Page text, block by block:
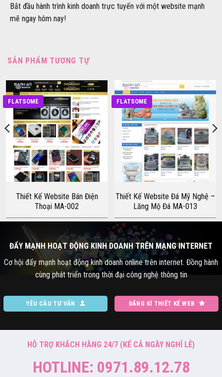
Bắt đầu hành trình kinh doanh trực tuyến với một website mạnh
mẽ ngay hôm nay!
SẢN PHẨM TƯƠNG TỰ
FLATSOME
Thiết Kế Website Bán Điện
Thoại MA-002
FLATSOME
Thiết Kế Website Đá Mỹ Nghệ –
Lăng Mộ Đá MA-013
ĐẨY MẠNH HOẠT ĐỘNG KINH DOANH TRÊN MẠNG INTERNET
Cơ hội đẩy mạnh hoạt động kinh doanh online trên internet. Đồng hành
cùng phát triển trong thời đại công nghệ thông tin
YÊU CẦU TƯ VẤN ĐĂNG KÍ THIẾT KẾ WEB
HỖ TRỢ KHÁCH HÀNG 24/7 (KỂ CẢ NGÀY NGHỈ LỄ)
HOTLINE: 0971.89.12.78